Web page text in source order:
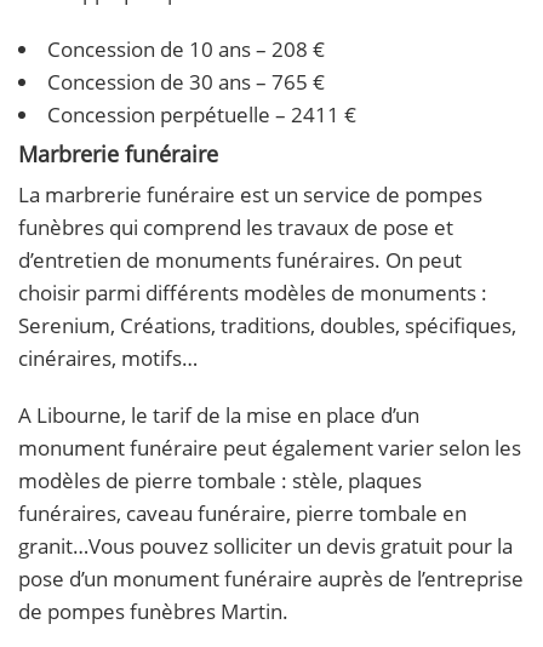
Concession de 10 ans – 208 €
Concession de 30 ans – 765 €
Concession perpétuelle – 2411 €
Marbrerie funéraire
La marbrerie funéraire est un service de pompes
funèbres qui comprend les travaux de pose et
d’entretien de monuments funéraires. On peut
choisir parmi différents modèles de monuments :
Serenium, Créations, traditions, doubles, spécifiques,
cinéraires, motifs…
A Libourne, le tarif de la mise en place d’un
monument funéraire peut également varier selon les
modèles de pierre tombale : stèle, plaques
funéraires, caveau funéraire, pierre tombale en
granit…Vous pouvez solliciter un devis gratuit pour la
pose d’un monument funéraire auprès de l’entreprise
de pompes funèbres Martin.